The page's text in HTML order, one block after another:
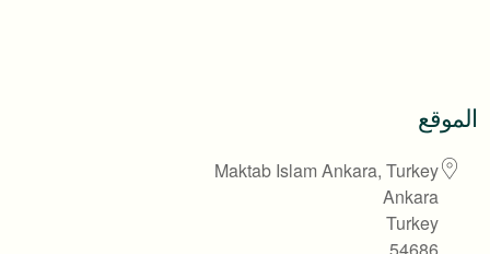
الموقع
Maktab Islam Ankara, Turkey
Ankara
Turkey